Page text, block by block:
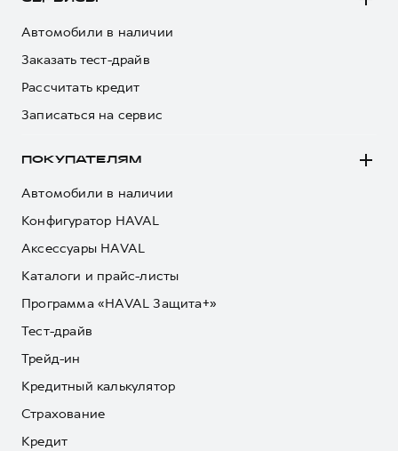
HAVAL Лизинг
АКСЕССУАРЫ HAVAL
Автомобильные аксессуары
Коллекция Детская
АКСЕССУАРЫ HAVAL
Автомобильные аксессуары
Коллекция CITY
Коллекция Базовая
Автомобили в наличии
Заказать тест-драйв
Рассчитать кредит
Записаться на сервис
ПОКУПАТЕЛЯМ
Автомобили в наличии
Конфигуратор HAVAL
Аксессуары HAVAL
Каталоги и прайс-листы
Программа «HAVAL Защита+»
Тест-драйв
Трейд-ин
Кредитный калькулятор
Страхование
Кредит